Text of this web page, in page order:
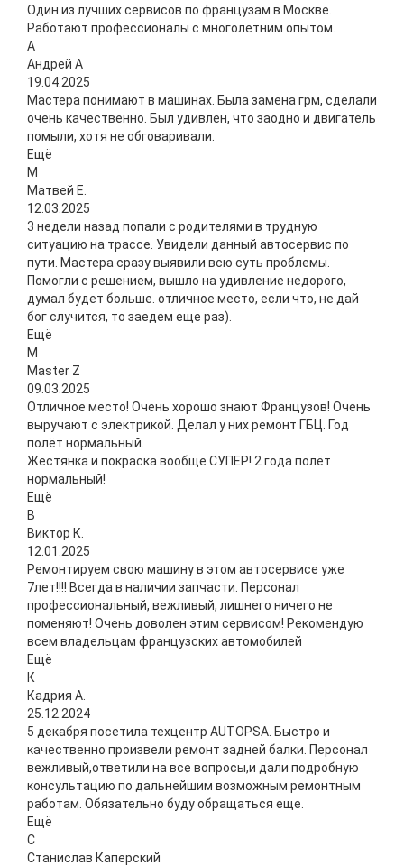
Один из лучших сервисов по французам в Москве.
Работают профессионалы с многолетним опытом.
А
Андрей А
19.04.2025
Мастера понимают в машинах. Была замена грм, сделали
очень качественно. Был удивлен, что заодно и двигатель
помыли, хотя не обговаривали.
Ещё
М
Матвей Е.
12.03.2025
3 недели назад попали с родителями в трудную
ситуацию на трассе. Увидели данный автосервис по
пути. Мастера сразу выявили всю суть проблемы.
Помогли с решением, вышло на удивление недорого,
думал будет больше. отличное место, если что, не дай
бог случится, то заедем еще раз).
Ещё
M
Master Z
09.03.2025
Отличное место! Очень хорошо знают Французов! Очень
выручают с электрикой. Делал у них ремонт ГБЦ. Год
полëт нормальный.
Жестянка и покраска вообще СУПЕР! 2 года полëт
нормальный!
Ещё
В
Виктор К.
12.01.2025
Ремонтируем свою машину в этом автосервисе уже
7лет!!!! Всегда в наличии запчасти. Персонал
профессиональный, вежливый, лишнего ничего не
поменяют! Очень доволен этим сервисом! Рекомендую
всем владельцам французских автомобилей
Ещё
К
Кадрия А.
25.12.2024
5 декабря посетила техцентр AUTOPSA. Быстро и
качественно произвели ремонт задней балки. Персонал
вежливый,ответили на все вопросы,и дали подробную
консультацию по дальнейшим возможным ремонтным
работам. Обязательно буду обращаться еще.
Ещё
С
Станислав Каперский